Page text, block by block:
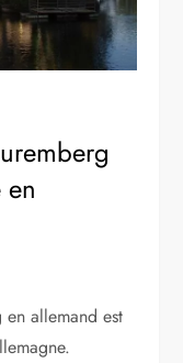
allemand est